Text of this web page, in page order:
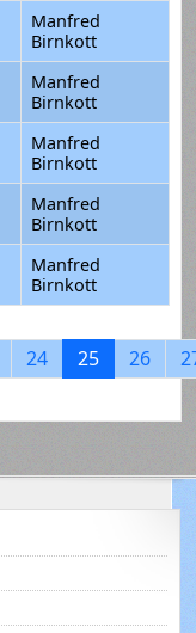
Manfred
Birnkott
Manfred
Birnkott
Manfred
Birnkott
Manfred
Birnkott
Manfred
Birnkott
Seite 25 von 31
24 25 26